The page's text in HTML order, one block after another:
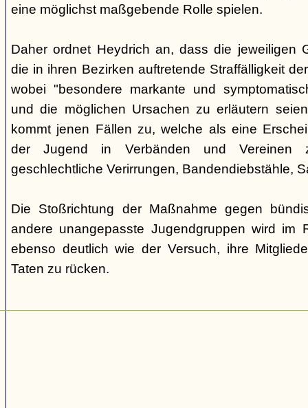
eine möglichst maßgebende Rolle spielen.
Daher ordnet Heydrich an, dass die jeweiligen
die in ihren Bezirken auftretende Straffälligkeit
wobei "besondere markante und
und die möglichen Ursachen zu erläutern
kommt jenen Fällen zu, welche als eine
der Jugend in Verbänden und Vereinen
geschlechtliche Verirrungen, Bandendiebstähle,
Die Stoßrichtung der Maßnahme gegen
andere unangepasste Jugendgruppen wird im
ebenso deutlich wie der Versuch, ihre
Taten zu rücken.